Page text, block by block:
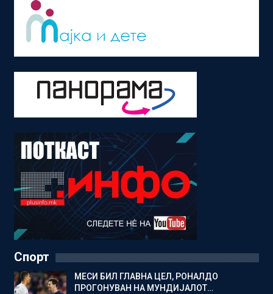
Спорт
МЕСИ БИЛ ГЛАВНА ЦЕЛ, РОНАЛДО
ПРОГОНУВАН НА МУНДИЈАЛОТ…